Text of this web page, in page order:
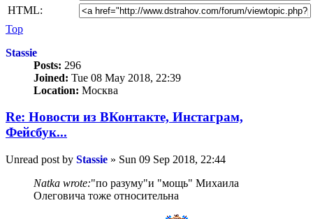
HTML:
Top
Stassie
Posts: 296
Joined: Tue 08 May 2018, 22:39
Location: Москва
Re: Новости из ВКонтакте, Инстаграм,
Фейсбук...
Unread post by Stassie » Sun 09 Sep 2018, 22:44
Natka wrote:"по разуму"и "мощь" Михаила
Олеговича тоже относительна